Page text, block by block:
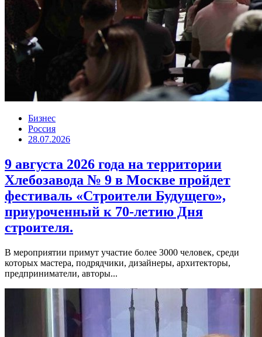
Бизнес
Россия
28.07.2026
9 августа 2026 года на территории
Хлебозавода № 9 в Москве пройдет
фестиваль «Строители Будущего»,
приуроченный к 70-летию Дня
строителя.
В мероприятии примут участие более 3000 человек, среди
которых мастера, подрядчики, дизайнеры, архитекторы,
предприниматели, авторы...